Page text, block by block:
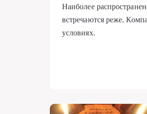
Наиболее
встречаются реже.
условиях.